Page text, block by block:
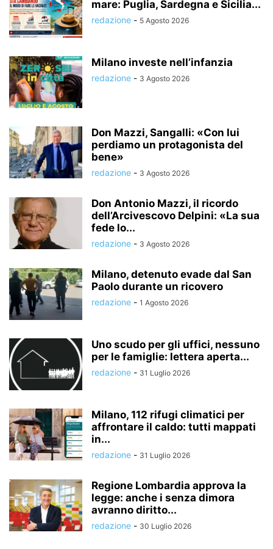
mare: Puglia, Sardegna e Sicilia...
redazione - 5 Agosto 2026
Milano investe nell’infanzia
redazione - 3 Agosto 2026
Don Mazzi, Sangalli: «Con lui
perdiamo un protagonista del
bene»
redazione - 3 Agosto 2026
Don Antonio Mazzi, il ricordo
dell’Arcivescovo Delpini: «La sua
fede lo...
redazione - 3 Agosto 2026
Milano, detenuto evade dal San
Paolo durante un ricovero
redazione - 1 Agosto 2026
Uno scudo per gli uffici, nessuno
per le famiglie: lettera aperta...
redazione - 31 Luglio 2026
Milano, 112 rifugi climatici per
affrontare il caldo: tutti mappati
in...
redazione - 31 Luglio 2026
Regione Lombardia approva la
legge: anche i senza dimora
avranno diritto...
redazione - 30 Luglio 2026